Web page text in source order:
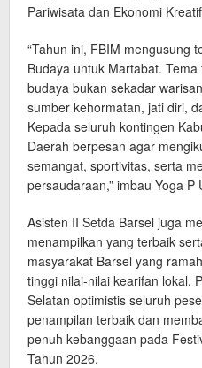
Pariwisata dan Ekonomi
“Tahun ini, FBIM mengusung
Budaya untuk Martabat.
budaya bukan sekadar
sumber kehormatan, jati diri,
Kepada seluruh kontingen
Daerah berpesan agar
semangat, sportivitas, serta
persaudaraan,” imbau Yoga P
Asisten II Setda Barsel juga
menampilkan yang terbaik
masyarakat Barsel yang
tinggi nilai-nilai kearifan lokal.
Selatan optimistis seluruh
penampilan terbaik dan
penuh kebanggaan pada
Tahun 2026.